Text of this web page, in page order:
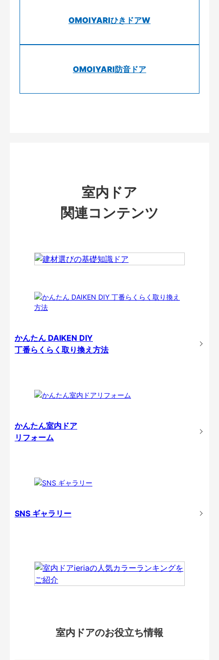
OMOIYARIひきドアW
OMOIYARI防音ドア
室内ドア
関連コンテンツ
かんたん DAIKEN DIY
丁番らくらく取り換え方法
かんたん室内ドア
リフォーム
SNS ギャラリー
室内ドアのお役立ち情報